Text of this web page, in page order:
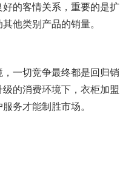
的客情关系，重要的是扩
他类别产品的销量。
一切竞争最终都是回归销
的消费环境下，衣柜加盟
务才能制胜市场。